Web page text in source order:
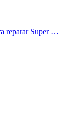
reparar Super …